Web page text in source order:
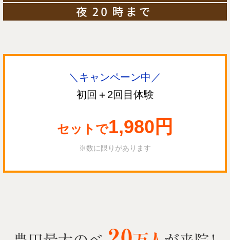
＼キャンペーン中／
初回＋2回目体験
セットで1,980円
※数に限りがあります